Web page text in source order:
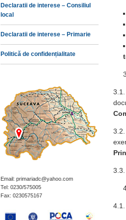
Declaratii de interese – Consiliul
local
Declaratii de interese – Primarie
Politică de confidențialitate
Email: primariadc@yahoo.com
Tel: 0230/575005
Fax: 0230575167